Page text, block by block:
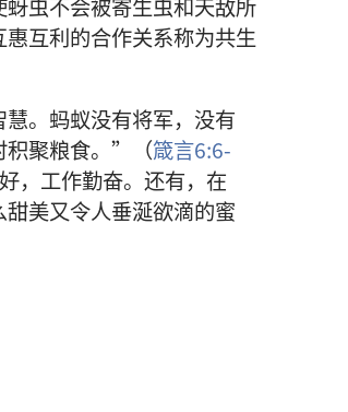
蚜虫不会被寄生虫和天敌所
惠互利的合作关系称为共生
慧。 蚂蚁没有将军， 没有
积聚粮食。”（箴言6:6-
， 工作勤奋。 还有， 在
甜美又令人垂涎欲滴的蜜